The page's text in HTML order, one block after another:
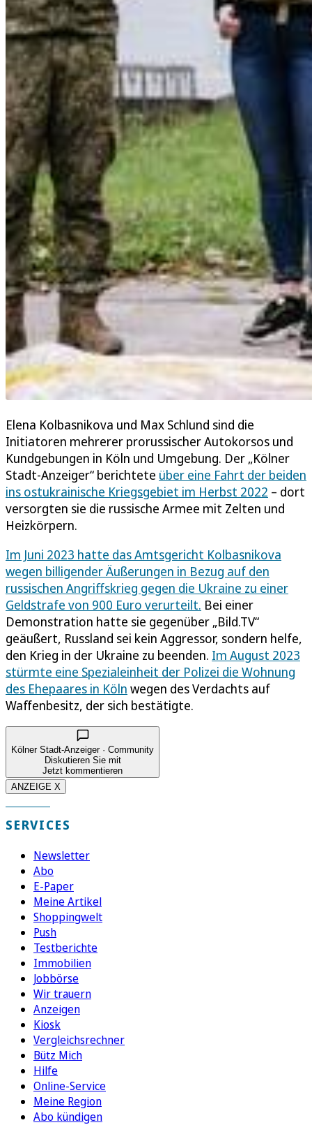
Elena Kolbasnikova und Max Schlund sind die
Initiatoren mehrerer prorussischer Autokorsos und
Kundgebungen in Köln und Umgebung. Der „Kölner
Stadt-Anzeiger“ berichtete über eine Fahrt der beiden
ins ostukrainische Kriegsgebiet im Herbst 2022 – dort
versorgten sie die russische Armee mit Zelten und
Heizkörpern.
Im Juni 2023 hatte das Amtsgericht Kolbasnikova
wegen billigender Äußerungen in Bezug auf den
russischen Angriffskrieg gegen die Ukraine zu einer
Geldstrafe von 900 Euro verurteilt. Bei einer
Demonstration hatte sie gegenüber „Bild.TV“
geäußert, Russland sei kein Aggressor, sondern helfe,
den Krieg in der Ukraine zu beenden. Im August 2023
stürmte eine Spezialeinheit der Polizei die Wohnung
des Ehepaares in Köln wegen des Verdachts auf
Waffenbesitz, der sich bestätigte.
Kölner Stadt-Anzeiger · Community
Diskutieren Sie mit
Jetzt kommentieren
ANZEIGE X
SERVICES
Newsletter
Abo
E-Paper
Meine Artikel
Shoppingwelt
Push
Testberichte
Immobilien
Jobbörse
Wir trauern
Anzeigen
Kiosk
Vergleichsrechner
Bütz Mich
Hilfe
Online-Service
Meine Region
Abo kündigen